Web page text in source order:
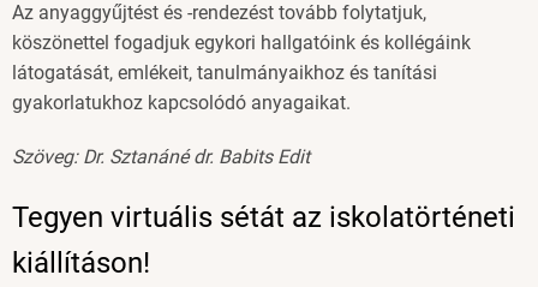
Az anyaggyűjtést és -rendezést tovább folytatjuk,
köszönettel fogadjuk egykori hallgatóink és kollégáink
látogatását, emlékeit, tanulmányaikhoz és tanítási
gyakorlatukhoz kapcsolódó anyagaikat.
Szöveg: Dr. Sztanáné dr. Babits Edit
Tegyen virtuális sétát az iskolatörténeti
kiállításon!